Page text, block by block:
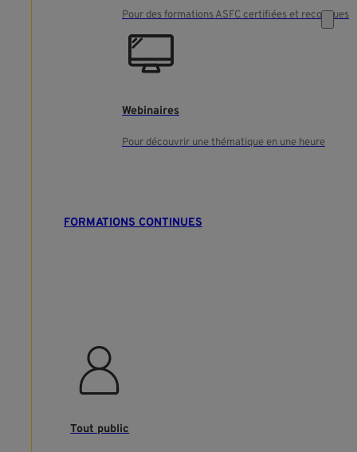
Pour des formations ASFC certifiées et reconnues
Webinaires
Pour découvrir une thématique en une heure
FORMATIONS CONTINUES
Tout public